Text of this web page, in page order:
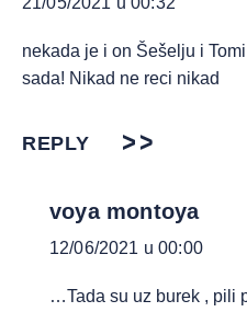
nekada je i on Šešelju i
sada! Nikad ne reci nikad
REPLY
voya montoya
12/06/2021 u 00:00
…Tada su uz burek , pili